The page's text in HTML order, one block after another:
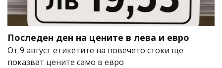
Последен ден на цените в лева и евро
От 9 август етикетите на повечето стоки ще
показват цените само в евро